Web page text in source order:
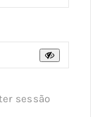
sessão